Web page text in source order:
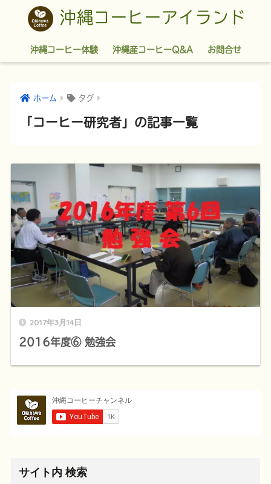
沖縄コーヒーアイランド
沖縄コーヒー体験 沖縄産コーヒーQ&A お問合せ
ホーム タグ
「コーヒー研究者」の記事一覧
2017年3月14日
2016年度⑥ 勉強会
サイト内 検索